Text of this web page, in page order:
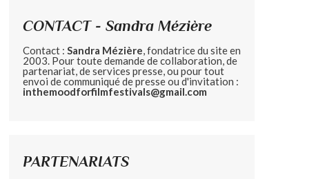
CONTACT - Sandra Mézière
Contact : Sandra Mézière, fondatrice du site en
2003. Pour toute demande de collaboration, de
partenariat, de services presse, ou pour tout
envoi de communiqué de presse ou d'invitation :
inthemoodforfilmfestivals@gmail.com
PARTENARIATS